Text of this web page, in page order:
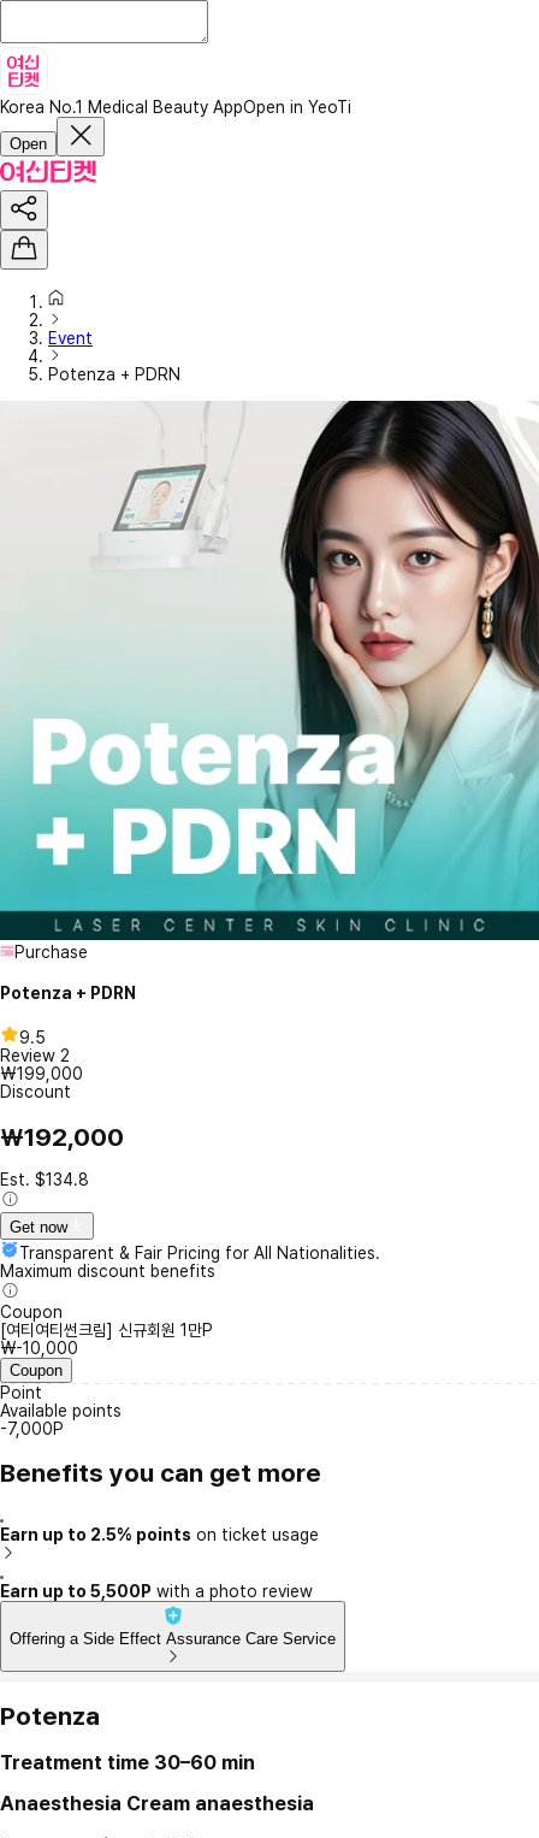
Korea No.1 Medical Beauty AppOpen in YeoTi
Open
Event
Potenza + PDRN
Purchase
Potenza + PDRN
9.5
Review 2
₩199,000
Discount
₩192,000
Est. $134.8
Get now
Transparent & Fair Pricing for All Nationalities.
Maximum discount benefits
Coupon
[여티여티썬크림] 신규회원 1만P
₩-10,000
Coupon
Point
Available points
-7,000P
Benefits you can get more
Earn up to 2.5% points on ticket usage
Earn up to 5,500P with a photo review
Offering a Side Effect Assurance Care Service
Potenza
Treatment time 30–60 min
Anaesthesia Cream anaesthesia